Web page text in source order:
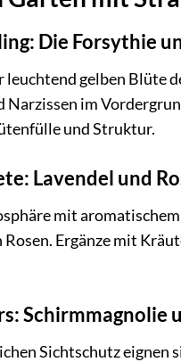
Die Forsythie
leuchtend gelben Blüte
Narzissen im
und Struktur.
Lavendel und
mit
Ergänze mit
Schirmmagnolie
Sichtschutz